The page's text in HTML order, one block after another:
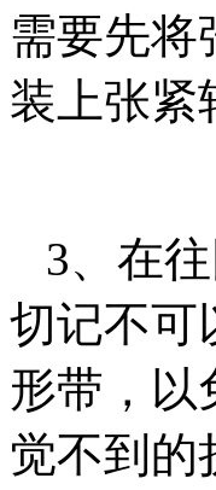
需要先将
装上张紧
3、在
切记不可
形带，以
觉不到的